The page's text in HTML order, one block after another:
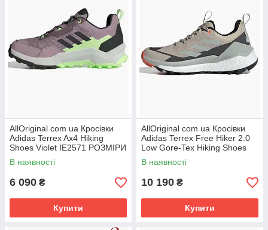
AllOriginal com ua Кросівки
Adidas Terrex Ax4 Hiking
Shoes Violet IE2571 РОЗМІРИ
ЗАПИТУЙТЕ
В наявності
6 090 ₴
Купити
AllOriginal com ua Кросівки
Adidas Terrex Free Hiker 2.0
Low Gore-Tex Hiking Shoes
Beige IG3202 РОЗМІРИ
В наявності
10 190 ₴
Купити